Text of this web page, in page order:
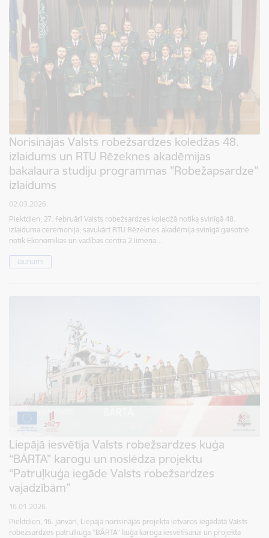
Norisinājās Valsts robežsardzes koledžas 48.
izlaidums un RTU Rēzeknes akadēmijas
bakalaura studiju programmas "Robežapsardze"
izlaidums
02.03.2026.
Piektdien, 27. februārī Valsts robežsardzes koledžā notika svinīgā 48.
izlaiduma ceremonija, savukārt RTU Rēzeknes akadēmija svinīgā gaisotnē
notik Ekonomikas un vadības centra 2.līmeņa…
Jaunumi
Liepājā iesvētīja Valsts robežsardzes kuģa
“BĀRTA” karogu un noslēdza projektu
“Patruļkuģa iegāde Valsts robežsardzes
vajadzībām”
16.01.2026.
Piektdien, 16. janvārī, Liepājā norisinājās projekta ietvaros iegādātā Valsts
robežsardzes patruļkuģa “BĀRTA” kuģa karoga iesvētīšanai un projekta